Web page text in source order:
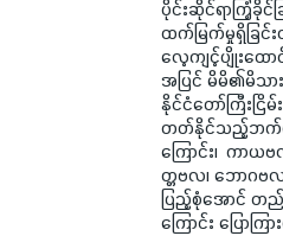
ပိုင်းဆိုင်ရာကြံ့ခိုင်
ထက်မြက်မှုရှိခြ
လေ့ကျင့်ပျိုးထော
အပြင် မိမိ၏မိသာ
နိုင်ငံတော်ကြီးငြိ
တတ်နိုင်သည့်ဘက်မှ
ကြောင်း၊ ကာယ
တ္တဗလ၊ ဘောဂ
ပြည့်စုံအောင် တ
ကြောင်း ပြောကြ